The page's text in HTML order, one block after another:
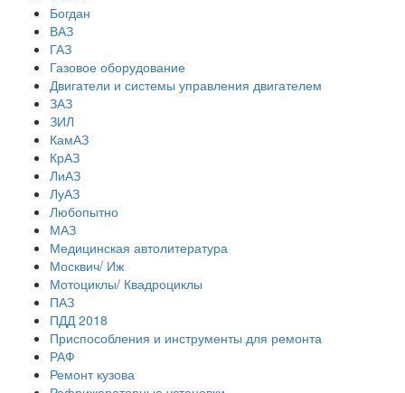
Богдан
ВАЗ
ГАЗ
Газовое оборудование
Двигатели и системы управления двигателем
ЗАЗ
ЗИЛ
КамАЗ
КрАЗ
ЛиАЗ
ЛуАЗ
Любопытно
МАЗ
Медицинская автолитература
Москвич/ Иж
Мотоциклы/ Квадроциклы
ПАЗ
ПДД 2018
Приспособления и инструменты для ремонта
РАФ
Ремонт кузова